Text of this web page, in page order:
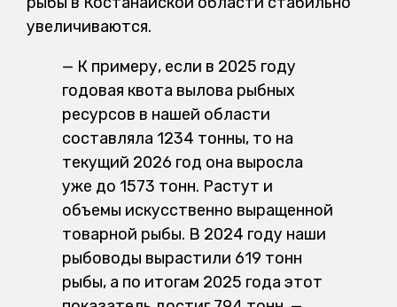
увеличиваются.
— К примеру, если в 2025 году
годовая квота вылова рыбных
ресурсов в нашей области
составляла 1234 тонны, то на
текущий 2026 год она выросла
уже до 1573 тонн. Растут и
объемы искусственно выращенной
товарной рыбы. В 2024 году наши
рыбоводы вырастили 619 тонн
рыбы, а по итогам 2025 года этот